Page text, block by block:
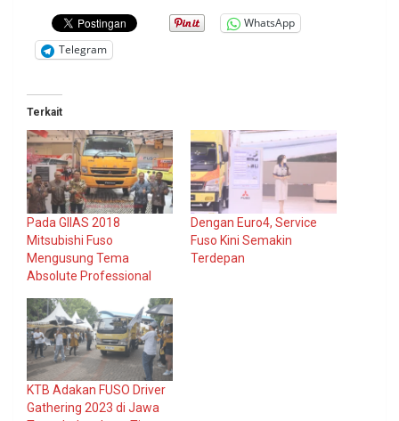
WhatsApp
Telegram
Terkait
Pada GIIAS 2018
Mitsubishi Fuso
Mengusung Tema
Absolute Professional
Dengan Euro4, Service
Fuso Kini Semakin
Terdepan
KTB Adakan FUSO Driver
Gathering 2023 di Jawa